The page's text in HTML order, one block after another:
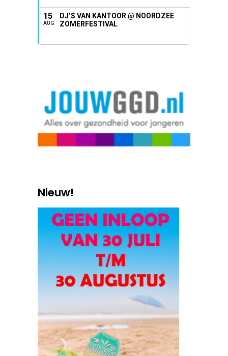
15
AUG
DJ’S VAN KANTOOR @ NOORDZEE
ZOMERFESTIVAL
Nieuw!